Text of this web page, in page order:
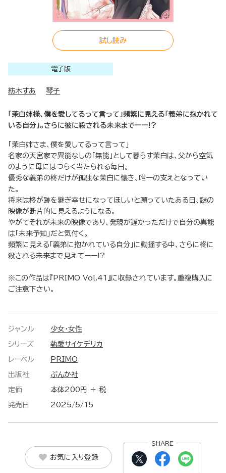
試し読み
電子版
紡木すあ 琴子
「茉白姉様、僕を愛してるって言って」頻繁に見える「義弟に抱かれて
いる自分」。さらに彼に殺される未来までーー!?
「茉白姉さま、僕を愛してるって言って」
名家の天宮家で異能なしの「無能」として暮らす茉白は、父から空気
のように母にはつらく当たられる毎日。
優秀な義弟の柊だけが孤独な茉白に懐き、唯一の支えとなってい
た。
将来は柊が跡を継ぎ幸せになってほしいと願っていたある日、謎の
映像が断片的に見えるようになる。
やがてそれが未来の映像であり、発現が遅かっただけで自分の異能
は「未来予知」だと気付く。
頻繁に見える「義弟に抱かれている自分」に動揺する中、さらに柊に
殺される未来まで見えてーー!?
※この作品は『PRIMO Vol.41』に収録されています。重複購入に
ご注意下さい。
ジャンル 少女・女性
シリーズ 執愛サイケデリカ
レーベル PRIMO
出版社 ぶんか社
定価 本体200円 ＋ 税
発売日 2025/5/15
お気に入り登録
SHARE